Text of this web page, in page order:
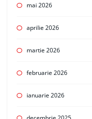
mai 2026
aprilie 2026
martie 2026
februarie 2026
ianuarie 2026